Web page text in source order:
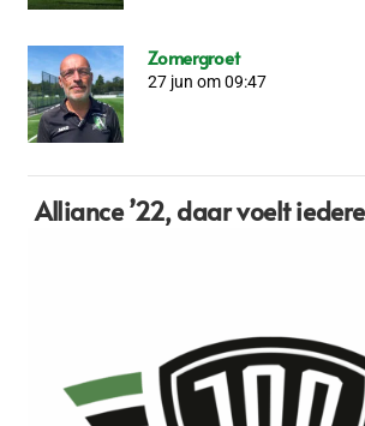
Zomergroet
27 jun om 09:47
Alliance ’22,daar voelt